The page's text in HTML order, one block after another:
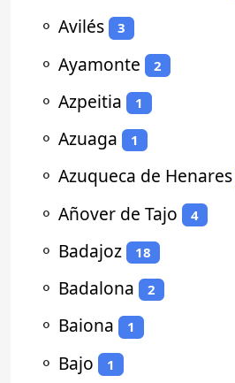
⚬ Avilés 3
⚬ Ayamonte 2
⚬ Azpeitia 1
⚬ Azuaga 1
⚬ Azuqueca de Henares
⚬ Añover de Tajo 4
⚬ Badajoz 18
⚬ Badalona 2
⚬ Baiona 1
⚬ Bajo 1